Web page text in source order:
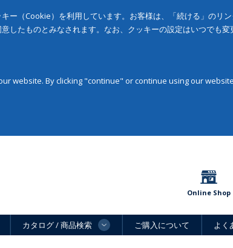
ー（Cookie）を利用しています。お客様は、「続ける」のリ
したものとみなされます。なお、クッキーの設定はいつでも変
website. By clicking "continue" or continue using our
Online Shop
カタログ / 商品検索 ご購入について よく